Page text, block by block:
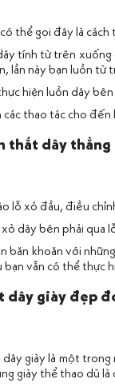
thể gọi đây là
tính từ trên xuống
lần này bạn luồn từ
hiện luồn dây
các thao tác cho
thắt dây thẳng
lỗ xỏ đầu, điều
dây bên phải qua
băn khoăn với những
bạn vẫn có thể thực
dây giày đẹp
giày là một trong
giày thể thao dù